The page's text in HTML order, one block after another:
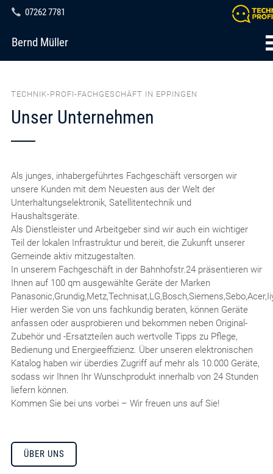
07262 7781
Bernd Müller
TECHNIK-PROFI-FACHGESCHÄFT IN EPPINGEN
Unser Unternehmen
Als junges, inhabergeführtes Fachgeschäft versorgen wir
unsere Kunden mit dem Neuesten aus der Welt der
Unterhaltungselektronik, Satellitentechnik und
Haushaltsgeräte.
Als Dienstleister und Arbeitgeber sind wir auch ein wichtiger
Teil der lokalen Infrastruktur und bereit, die Zukunft unserer
Gemeinde aktiv mitzugestalten.
In unserem Fachgeschäft in der Bahnhofstr.24 präsentieren wir
Ihnen auf 100 qm ausgewählte Geräte der Marken
Hier werden Sie von uns fachkundig beraten, können Geräte
anfassen oder ausprobieren und bekommen neben Original-
Zubehör und -Ersatzteilen auch wertvolle Tipps zu Pflege,
Bedienung und Energieeffizienz. Über unseren elektronischen
Katalog haben wir überdies Zugriff auf mehr als 10.000 Geräte,
sodass wir Ihnen Ihr Wunschprodukt innerhalb von 24 Stunden
liefern können.
Kommen Sie bei uns vorbei – Wir freuen uns auf Sie!
ÜBER UNS